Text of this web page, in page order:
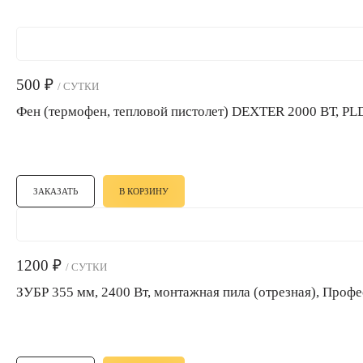
500 ₽ / СУТКИ
Фен (термофен, тепловой пистолет) DEXTER 2000 ВТ,
ЗАКАЗАТЬ В КОРЗИНУ
1200 ₽ / СУТКИ
ЗУБР 355 мм, 2400 Вт, монтажная пила (отрезная),